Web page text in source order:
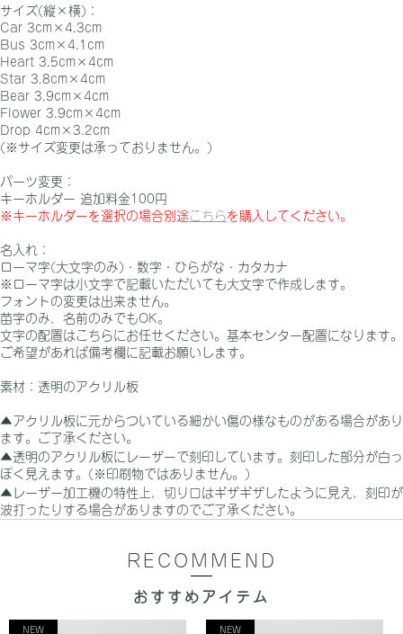
サイズ(縦×横)：
Car 3cm×4.3cm
Bus 3cm×4.1cm
Heart 3.5cm×4cm
Star 3.8cm×4cm
Bear 3.9cm×4cm
Flower 3.9cm×4cm
Drop 4cm×3.2cm
(※サイズ変更は承っておりません。)
パーツ変更：
キーホルダー 追加料金100円
※キーホルダーを選択の場合別途こちらを購入してください。
名入れ：
ローマ字(大文字のみ)・数字・ひらがな・カタカナ
※ ローマ字は小文字で記載いただいても大文字で作成します。
フォントの変更は出来ません。
苗字のみ、名前のみでもOK。
文字の配置はこちらにお任せください。基本センター配置になります。
ご希望があれば備考欄に記載お願いします。
素材：透明のアクリル板
▲アクリル板に元からついている細かい傷の様なものがある場合があり
ます。ご了承ください。
▲透明のアクリル板にレーザーで刻印しています。刻印した部分が白っ
ぽく見えます。(※印刷物ではありません。)
▲レーザー加工機の特性上、切り口はギザギザしたように見え、刻印が
波打ったりする場合がありますのでご了承ください。
RECOMMEND
おすすめアイテム